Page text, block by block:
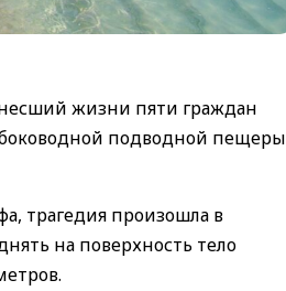
жизни пяти граждан
подводной пещеры
трагедия произошла в
на поверхность тело